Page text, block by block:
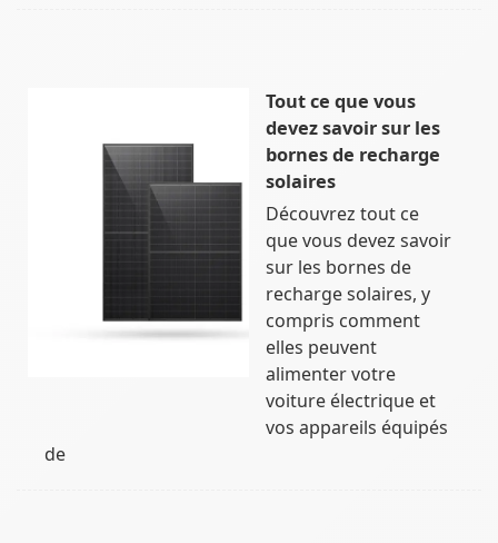
Tout ce que vous
devez savoir sur les
bornes de recharge
solaires
Découvrez tout ce
que vous devez savoir
sur les bornes de
recharge solaires, y
compris comment
elles peuvent
alimenter votre
voiture électrique et
vos appareils équipés
de